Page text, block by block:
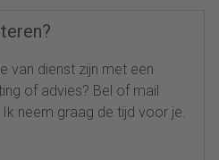
van dienst zijn met een
of advies? Bel of mail
Ik neem graag de tijd voor je.